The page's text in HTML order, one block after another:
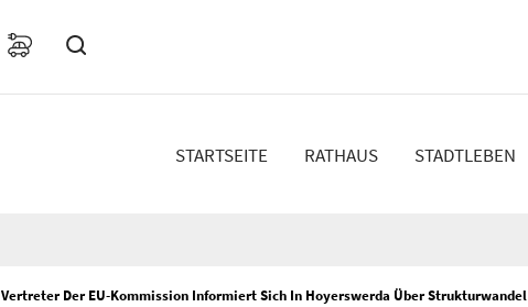
STARTSEITE RATHAUS STADTLEBEN
Vertreter Der EU-Kommission Informiert Sich In Hoyerswerda Über Strukturwandel